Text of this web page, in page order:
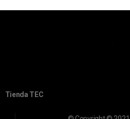
Tienda TEC